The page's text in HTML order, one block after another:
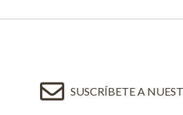
SUSCRÍBETE A